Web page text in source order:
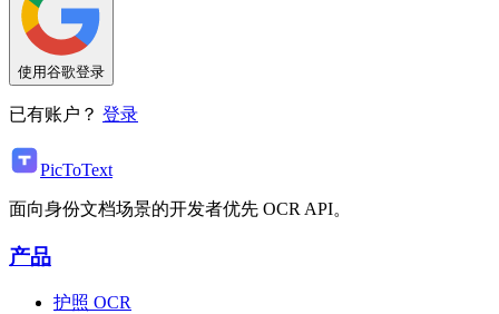
使用谷歌登录
已有账户？ 登录
PicToText
面向身份文档场景的开发者优先 OCR API。
产品
护照 OCR